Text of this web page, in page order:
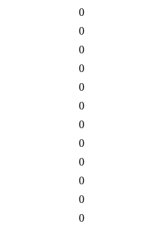
0
0
0
0
0
0
0
0
0
0
0
0